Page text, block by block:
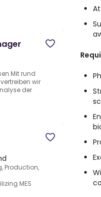
rund
wir
der
Production,
MES